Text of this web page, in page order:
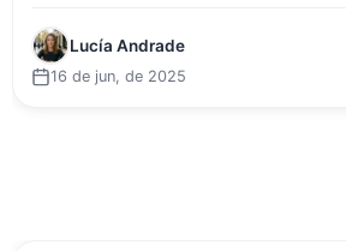
Lucía Andrade
16 de jun, de 2025